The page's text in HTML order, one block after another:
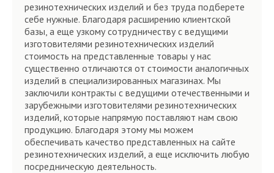
резинотехнических изделий и без труда подберете
себе нужные. Благодаря расширению клиентской
базы, а еще узкому сотрудничеству с ведущими
изготовителями резинотехнических изделий
стоимость на представленные товары у нас
существенно отличаются от стоимости аналогичных
изделий в специализированных магазинах. Мы
заключили контракты с ведущими отечественными и
зарубежными изготовителями резинотехнических
изделий, которые напрямую поставляют нам свою
продукцию. Благодаря этому мы можем
обеспечивать качество представленных на сайте
резинотехнических изделий, а еще исключить любую
посредническую деятельность.